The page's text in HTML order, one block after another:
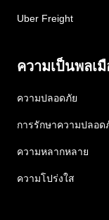
Uber Freight
ความเป็นพลเ
ความปลอดภัย
การรักษาความปลอด
ความหลากหลาย
ความโปร่งใส